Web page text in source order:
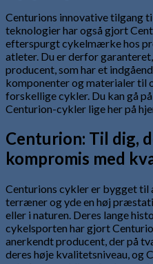
Centurions innovative tilgang
teknologier har også gjort
efterspurgt cykelmærke hos
atleter. Du er derfor
producent, som har et
komponenter og materialer til
forskellige cykler. Du kan gå
Centurion-cykler lige her på
Centurion: Til dig,
kompromis med
Centurions cykler er bygget til
terræner og yde en høj
eller i naturen. Deres lange
cykelsporten har gjort
anerkendt producent, der på
deres høje kvalitetsniveau, og